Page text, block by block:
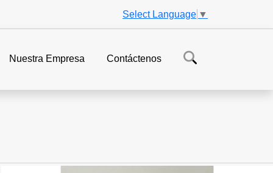
Select Language ▼
Nuestra Empresa Contáctenos